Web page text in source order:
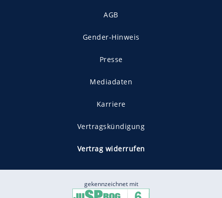
AGB
Gender-Hinweis
Presse
Mediadaten
Karriere
Vertragskündigung
Vertrag widerrufen
gekennzeichnet mit